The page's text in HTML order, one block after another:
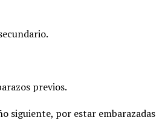
previos.
siguiente, por estar embarazadas